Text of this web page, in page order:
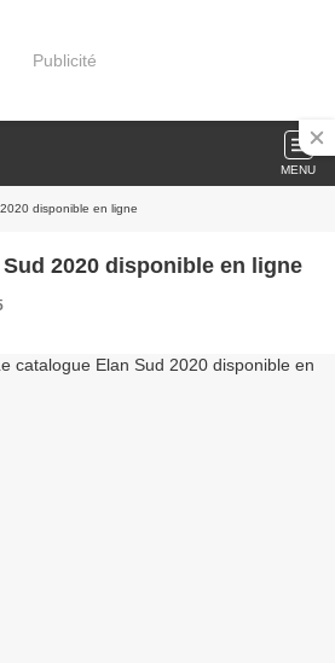
Publicité
MENU
disponible en ligne
2020 disponible en ligne